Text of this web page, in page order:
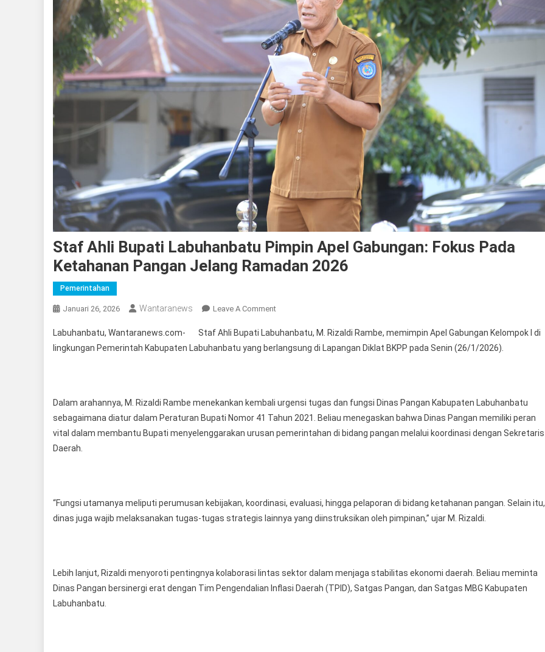
Staf Ahli Bupati Labuhanbatu Pimpin Apel Gabungan: Fokus Pada
Ketahanan Pangan Jelang Ramadan 2026
Pemerintahan
Januari 26, 2026 Wantaranews Leave A CommentOn
Ahli
Bupati
Gabungan:
Fokus
Pada
2026
Labuhanbatu, Wantaranews.com- Staf Ahli Bupati Labuhanbatu, M. Rizaldi Rambe, memimpin Apel Gabungan Kelompok I di
lingkungan Pemerintah Kabupaten Labuhanbatu yang berlangsung di Lapangan Diklat BKPP pada Senin (26/1/2026).
Dalam arahannya, M. Rizaldi Rambe menekankan kembali urgensi tugas dan fungsi Dinas Pangan Kabupaten Labuhanbatu
sebagaimana diatur dalam Peraturan Bupati Nomor 41 Tahun 2021. Beliau menegaskan bahwa Dinas Pangan memiliki peran
vital dalam membantu Bupati menyelenggarakan urusan pemerintahan di bidang pangan melalui koordinasi dengan Sekretaris
Daerah.
“Fungsi utamanya meliputi perumusan kebijakan, koordinasi, evaluasi, hingga pelaporan di bidang ketahanan pangan. Selain itu,
dinas juga wajib melaksanakan tugas-tugas strategis lainnya yang diinstruksikan oleh pimpinan,” ujar M. Rizaldi.
Lebih lanjut, Rizaldi menyoroti pentingnya kolaborasi lintas sektor dalam menjaga stabilitas ekonomi daerah. Beliau meminta
Dinas Pangan bersinergi erat dengan Tim Pengendalian Inflasi Daerah (TPID), Satgas Pangan, dan Satgas MBG Kabupaten
Labuhanbatu.